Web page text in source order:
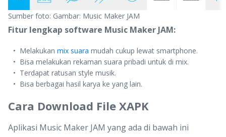
Sumber foto: Gambar: Music Maker JAM
Fitur lengkap software Music Maker JAM:
Melakukanmix suara mudah cukup lewat smartphone.
Bisa melakukan rekaman suara pribadi untuk di mix.
Terdapat ratusan style musik.
Bisa berbagai hasil karya ke yang lain.
Cara Download File XAPK
Aplikasi Music Maker JAM yang ada di bawah ini